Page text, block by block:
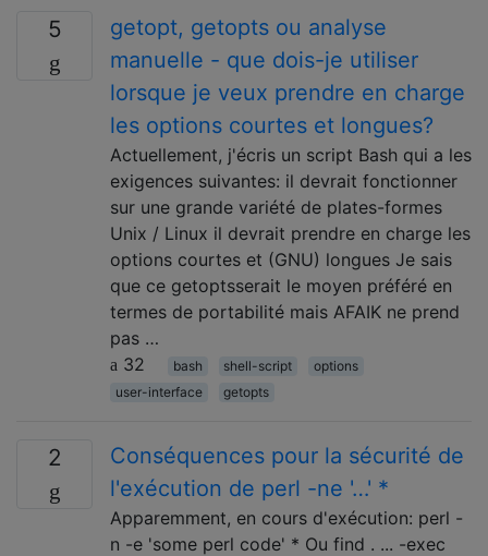
5
getopt, getopts ou analyse
manuelle - que dois-je utiliser
lorsque je veux prendre en charge
les options courtes et longues?
Actuellement, j'écris un script Bash qui a les
exigences suivantes: il devrait fonctionner
sur une grande variété de plates-formes
Unix / Linux il devrait prendre en charge les
options courtes et (GNU) longues Je sais
que ce getoptsserait le moyen préféré en
termes de portabilité mais AFAIK ne prend
pas …
32
bash shell-script
options
user-interface
getopts
2
Conséquences pour la sécurité de
l'exécution de perl -ne '…' *
Apparemment, en cours d'exécution: perl -
n -e 'some perl code' * Ou find . ... -exec